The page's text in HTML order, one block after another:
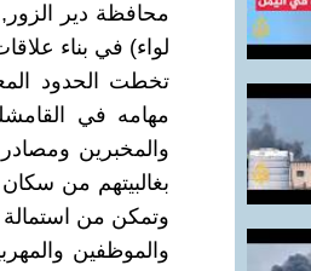
لواء) في بناء
تخطت الحدود
مهامه في
والمخبرين ومصادر
بغالبيتهم من
وتمكن من استمالة
والموظفين